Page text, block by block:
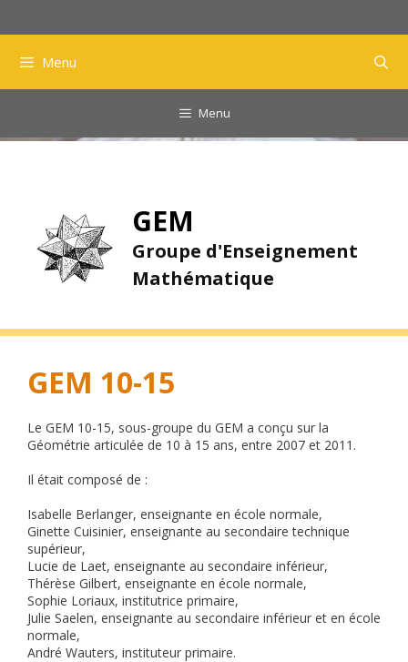
Menu
Menu
GEM
Groupe d'Enseignement
Mathématique
GEM 10-15
Le GEM 10-15, sous-groupe du GEM a conçu sur la
Géométrie articulée de 10 à 15 ans, entre 2007 et 2011.
Il était composé de :
Isabelle Berlanger, enseignante en école normale,
Ginette Cuisinier, enseignante au secondaire technique
supérieur,
Lucie de Laet, enseignante au secondaire inférieur,
Thérèse Gilbert, enseignante en école normale,
Sophie Loriaux, institutrice primaire,
Julie Saelen, enseignante au secondaire inférieur et en école
normale,
André Wauters, instituteur primaire.